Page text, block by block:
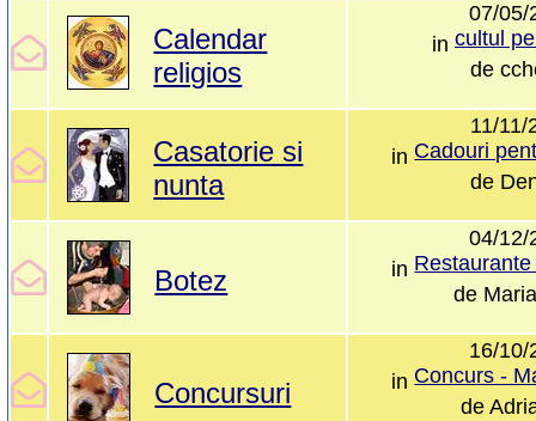
Calendar
religios
07/05/
incultul
de
Casatorie si
nunta
11/11/
in
de
Botez
04/12/
in
de
Concursuri
16/10/
in
de